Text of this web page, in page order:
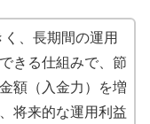
、長期間の運用
きる仕組みで、節
額（入金力）を増
将来的な運用利益